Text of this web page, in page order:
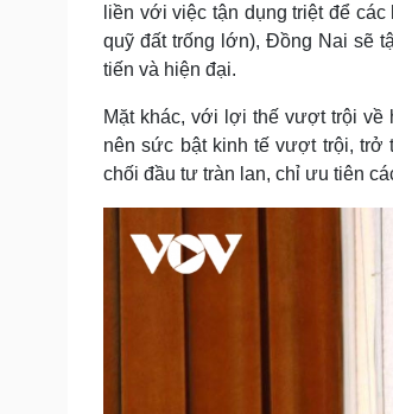
liền với việc tận dụng triệt để
quỹ đất trống lớn), Đồng Nai sẽ
tiến và hiện đại.
Mặt khác, với lợi thế vượt trội về
nên sức bật kinh tế vượt trội, trở
chối đầu tư tràn lan, chỉ ưu tiên